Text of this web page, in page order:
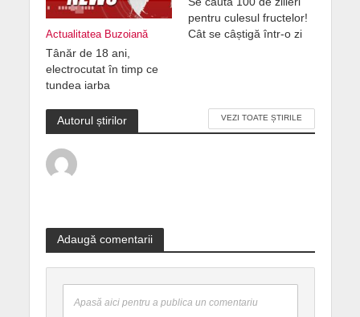
Actualitatea Buzoiană
Tânăr de 18 ani,
electrocutat în timp ce
tundea iarba
pentru culesul fructelor!
Cât se câștigă într-o zi
Autorul știrilor VEZI TOATE ȘTIRILE
Adaugă comentarii
Apasă aici pentru a publica un comentariu